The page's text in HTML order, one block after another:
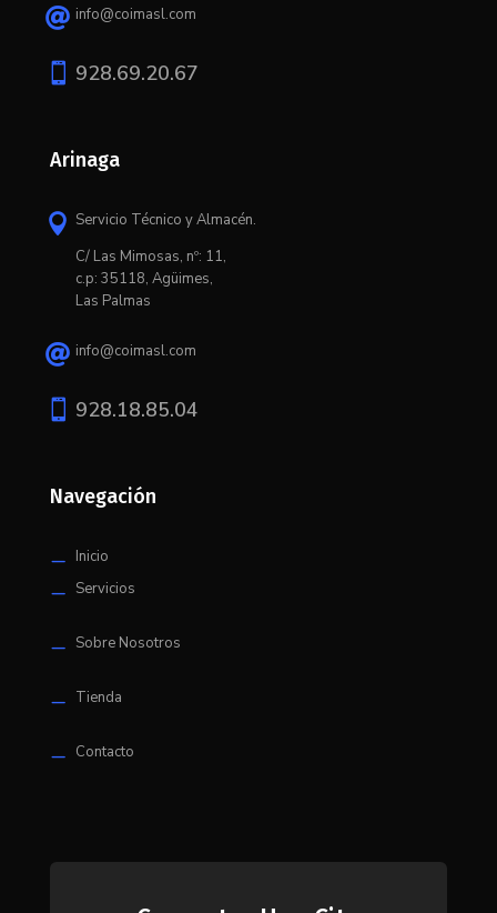
 info@coimasl.com
 928.69.20.67
Arinaga
 Servicio Técnico y Almacén.
C/ Las Mimosas, nº: 11,
c.p: 35118, Agüimes,
Las Palmas
 info@coimasl.com
 928.18.85.04
Navegación
K Inicio
K Servicios
K Sobre Nosotros
K Tienda
K Contacto